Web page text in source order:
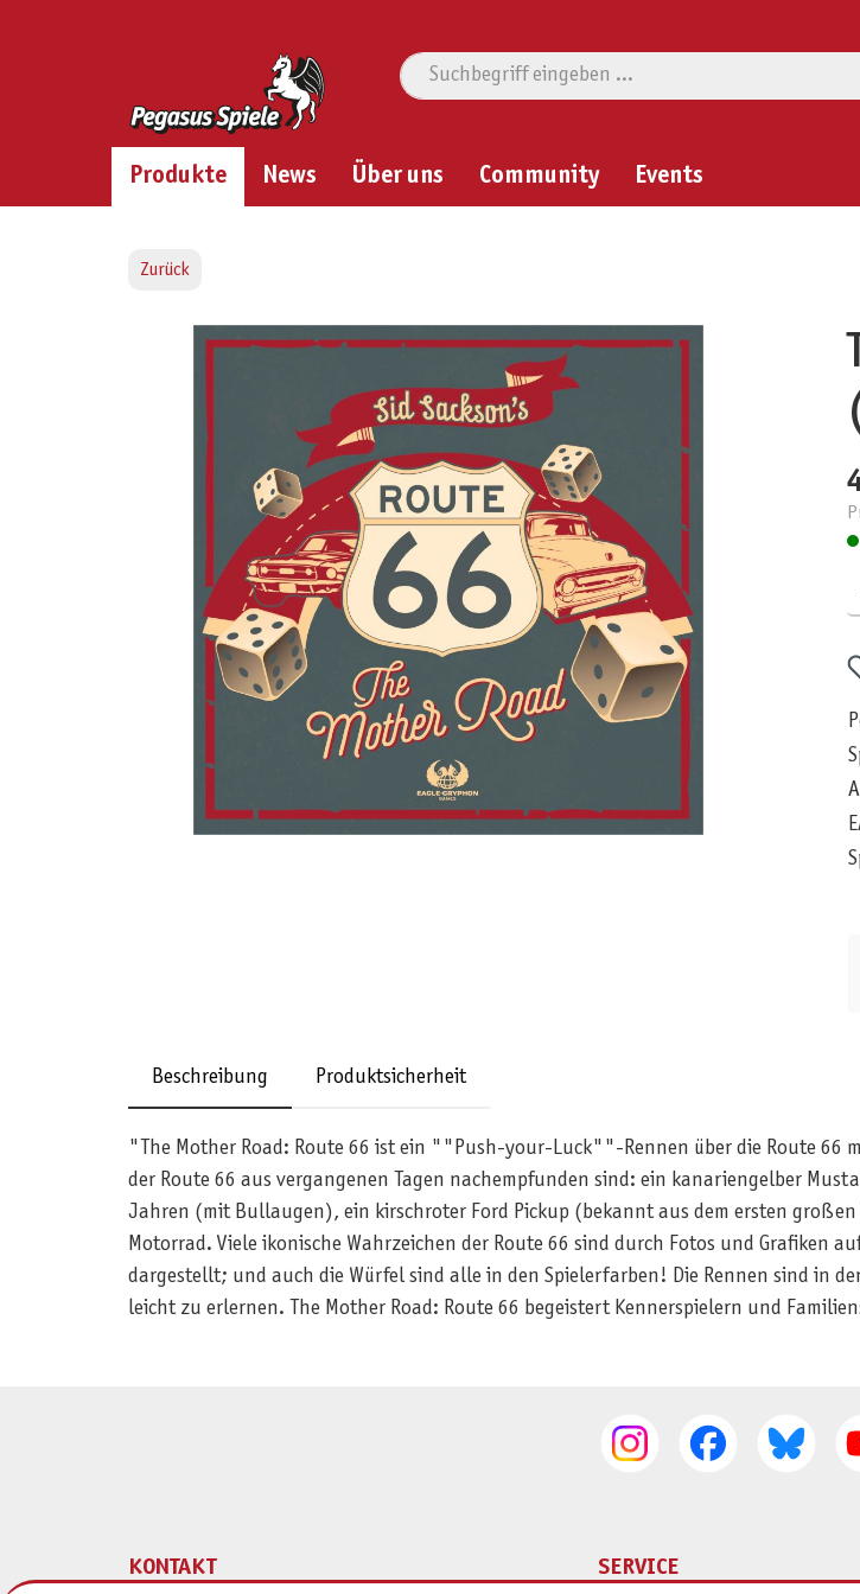
Produkte News Über uns Community Events
Zurück
Bildergalerie überspringen
Beschreibung Produktsicherheit
"The Mother Road: Route 66 ist ein ""Push-your-Luck""-Rennen über die Route 66
der Route 66 aus vergangenen Tagen nachempfunden sind: ein kanariengelber
Jahren (mit Bullaugen), ein kirschroter Ford Pickup (bekannt aus dem ersten
Motorrad. Viele ikonische Wahrzeichen der Route 66 sind durch Fotos und Grafiken
dargestellt; und auch die Würfel sind alle in den Spielerfarben! Die Rennen sind in
leicht zu erlernen. The Mother Road: Route 66 begeistert Kennerspielern und
KONTAKT SERVICE